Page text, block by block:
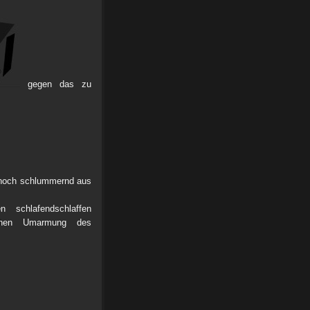
gegen das zu
schlummernd aus
schlafendschlaffen
Umarmung des